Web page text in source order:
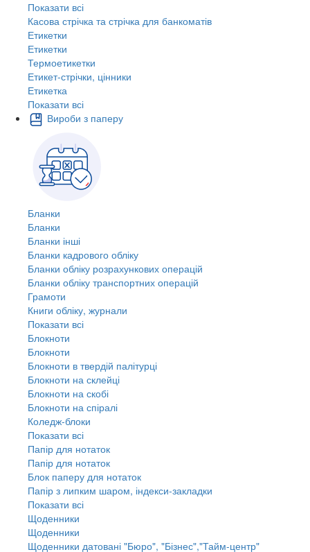
Показати всі
Касова стрічка та стрічка для банкоматів
Етикетки
Етикетки
Термоетикетки
Етикет-стрічки, цінники
Етикетка
Показати всі
Вироби з паперу
Бланки
Бланки
Бланки інші
Бланки кадрового обліку
Бланки обліку розрахункових операцій
Бланки обліку транспортних операцій
Грамоти
Книги обліку, журнали
Показати всі
Блокноти
Блокноти
Блокноти в твердій палітурці
Блокноти на склейці
Блокноти на скобі
Блокноти на спіралі
Коледж-блоки
Показати всі
Папір для нотаток
Папір для нотаток
Блок паперу для нотаток
Папір з липким шаром, індекси-закладки
Показати всі
Щоденники
Щоденники
Щоденники датовані "Бюро", "Бізнес","Тайм-центр"